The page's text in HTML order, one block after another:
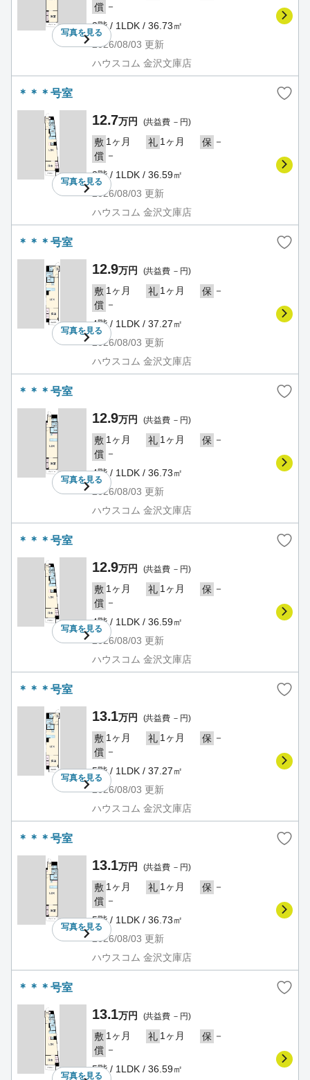
写真を見る
償 －
3階 / 1LDK / 36.73㎡
2026/08/03 更新
ハウスコム 金沢文庫店
＊＊＊号室
写真を見る
12.7万円 (共益費 －円)
敷 1ヶ月 礼 1ヶ月 保 －
償 －
3階 / 1LDK / 36.59㎡
2026/08/03 更新
ハウスコム 金沢文庫店
＊＊＊号室
写真を見る
12.9万円 (共益費 －円)
敷 1ヶ月 礼 1ヶ月 保 －
償 －
4階 / 1LDK / 37.27㎡
2026/08/03 更新
ハウスコム 金沢文庫店
＊＊＊号室
写真を見る
12.9万円 (共益費 －円)
敷 1ヶ月 礼 1ヶ月 保 －
償 －
4階 / 1LDK / 36.73㎡
2026/08/03 更新
ハウスコム 金沢文庫店
＊＊＊号室
写真を見る
12.9万円 (共益費 －円)
敷 1ヶ月 礼 1ヶ月 保 －
償 －
4階 / 1LDK / 36.59㎡
2026/08/03 更新
ハウスコム 金沢文庫店
＊＊＊号室
写真を見る
13.1万円 (共益費 －円)
敷 1ヶ月 礼 1ヶ月 保 －
償 －
5階 / 1LDK / 37.27㎡
2026/08/03 更新
ハウスコム 金沢文庫店
＊＊＊号室
写真を見る
13.1万円 (共益費 －円)
敷 1ヶ月 礼 1ヶ月 保 －
償 －
5階 / 1LDK / 36.73㎡
2026/08/03 更新
ハウスコム 金沢文庫店
＊＊＊号室
写真を見る
13.1万円 (共益費 －円)
敷 1ヶ月 礼 1ヶ月 保 －
償 －
5階 / 1LDK / 36.59㎡